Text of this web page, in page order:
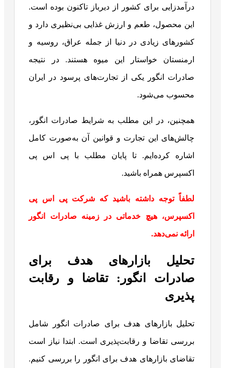
درآمدزایی برای کشور از دیرباز تاکنون بوده است.
این محصول، طعم و ارزش غذایی بی‌نظیری دارد و
کشورهای زیادی در دنیا از جمله عراق، روسیه و
ارمنستان خواستار این میوه هستند. در نتیجه
صادرات انگور یکی از تجارت‌های پرسود در ایران
محسوب می‌شود.
همچنین، در این مطلب به شرایط صادرات انگور،
چالش‌های این تجارت و قوانین آن به‌صورت کامل
اشاره کرده‌ایم. تا پایان مطلب با پی اس پی
اکسپرس همراه باشید.
لطفاً توجه داشته باشید که شرکت پی اس پی
اکسپرس، هیچ خدماتی در زمینه صادرات انگور
ارائه نمی‌دهد.
تحلیل بازارهای هدف برای
صادرات انگور: تقاضا و رقابت‌
پذیری
تحلیل بازارهای هدف برای صادرات انگور شامل
بررسی تقاضا و رقابت‌پذیری است. ابتدا نیاز است
تقاضای بازارهای هدف برای انگور را بررسی کنیم.